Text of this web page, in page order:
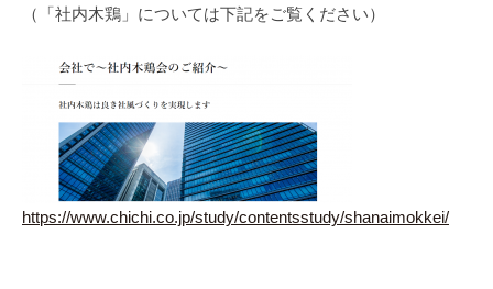
（「社内木鶏」については下記をご覧ください）
https://www.chichi.co.jp/study/contentsstudy/shanaimokkei/